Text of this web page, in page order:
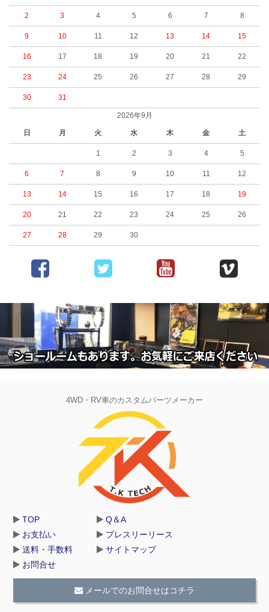
2 3 4 5 6 7 8
9 10 11 12 13 14 15
16 17 18 19 20 21 22
23 24 25 26 27 28 29
30 31
2026年9月
日 月 火 水 木 金 土
1 2 3 4 5
6 7 8 9 10 11 12
13 14 15 16 17 18 19
20 21 22 23 24 25 26
27 28 29 30
4WD・RV車のカスタムパーツメーカー
TOP
お支払い
送料・手数料
お問合せ
Q＆A
プレスリーリース
サイトマップ
メールでのお問合せはコチラ